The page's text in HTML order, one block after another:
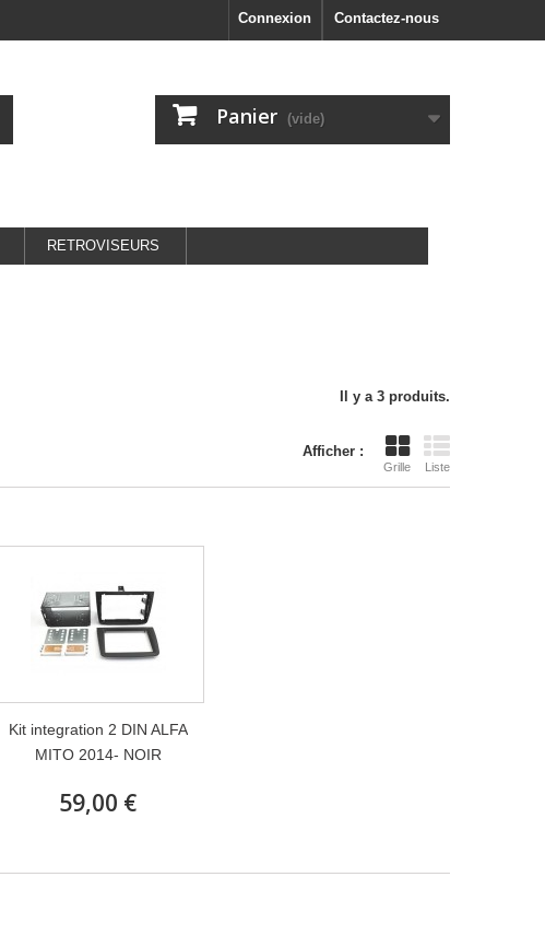
Contactez-nous
Connexion
Panier (vide)
RETROVISEURS
Il y a 3 produits.
Afficher :
Grille Liste
Kit integration 2 DIN ALFA
MITO 2014- NOIR
59,00 €